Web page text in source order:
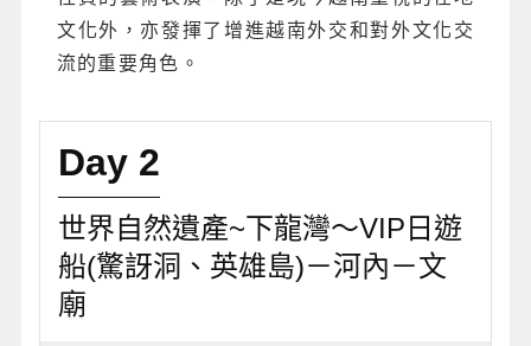
文化外，亦發揮了增進越南外交和對外文化交
流的重要角色。
Day 2
世界自然遺產~下龍灣～VIP日遊
船(驚訝洞、英雄島)－河內－文
廟